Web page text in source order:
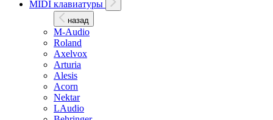
MIDI клавиатуры
назад
M-Audio
Roland
Axelvox
Arturia
Alesis
Acorn
Nektar
LAudio